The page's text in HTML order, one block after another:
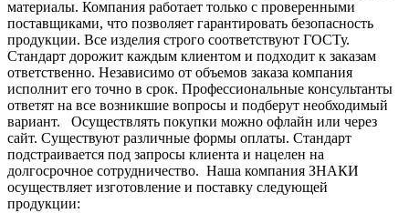
материалы. Компания работает только с проверенными
поставщиками, что позволяет гарантировать безопасность
продукции. Все изделия строго соответствуют ГОСТу.
Стандарт дорожит каждым клиентом и подходит к заказам
ответственно. Независимо от объемов заказа компания
исполнит его точно в срок. Профессиональные консультанты
ответят на все возникшие вопросы и подберут необходимый
вариант.
Осуществлять покупки можно офлайн или через
сайт. Существуют различные формы оплаты. Стандарт
подстраивается под запросы клиента и нацелен на
долгосрочное сотрудничество. Наша компания ЗНАКИ
осуществляет изготовление и поставку следующей
продукции: